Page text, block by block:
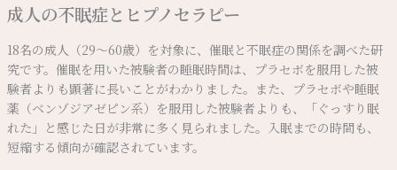
成人の不眠症とヒプノセラピー
18名の成人（29〜60歳）を対象に、催眠と不眠症の関係を調べた研
究です。催眠を用いた被験者の睡眠時間は、プラセボを服用した被
験者よりも顕著に長いことがわかりました。また、プラセボや睡眠
薬（ベンゾジアゼピン系）を服用した被験者よりも、「ぐっすり眠
れた」と感じた日が非常に多く見られました。入眠までの時間も、
短縮する傾向が確認されています。